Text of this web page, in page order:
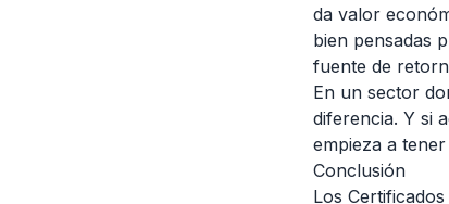
da valor
bien pensadas
fuente de
En un sector
diferencia. Y si
empieza a
Conclusión
Los